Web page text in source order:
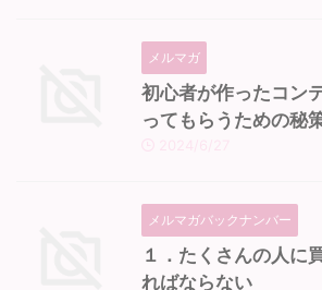
メルマガ
初心者が作ったコン
ってもらうための秘
メルマガバックナンバー
１．たくさんの人に
ればならない